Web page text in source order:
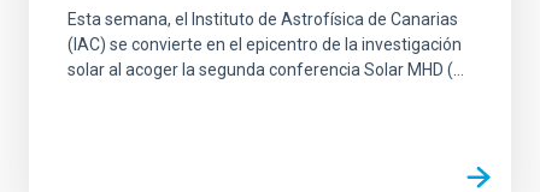
Esta semana, el Instituto de Astrofísica de Canarias
(IAC) se convierte en el epicentro de la investigación
solar al acoger la segunda conferencia Solar MHD (...